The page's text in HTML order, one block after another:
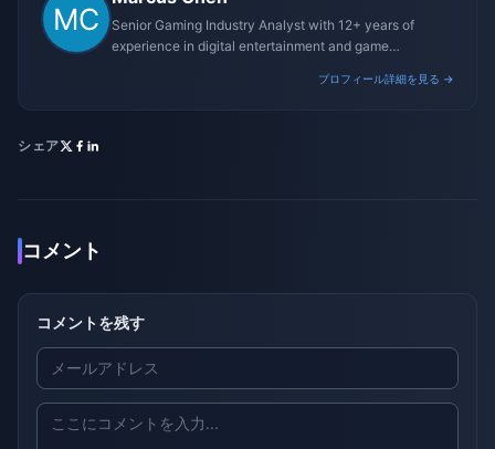
Senior Gaming Industry Analyst with 12+ years of
experience in digital entertainment and game
プロフィール詳細を見る →
シェア
コメント
コメントを残す